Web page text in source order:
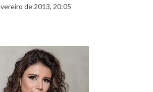
de 2013, 20:05